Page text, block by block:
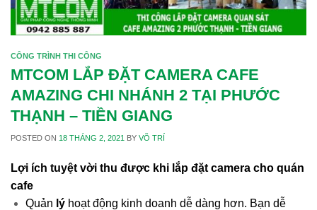
CÔNG TRÌNH THI CÔNG
MTCOM LẮP ĐẶT CAMERA CAFE
AMAZING CHI NHÁNH 2 TẠI PHƯỚC
THẠNH – TIỀN GIANG
POSTED ON 18 THÁNG 2, 2021 BYVÕ TRÍ
Lợi ích tuyệt vời thu được khi lắp đặt camera cho quán
cafe
Quản lýhoạt động kinh doanh dễ dàng hơn. Bạn dễ